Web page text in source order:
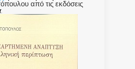
από τις εκδόσεις
.